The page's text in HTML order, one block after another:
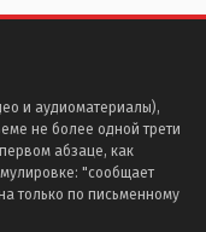
и аудиоматериалы),
не более одной трети
абзаце, как
"сообщает
только по письменному